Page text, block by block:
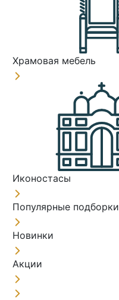
Храмовая мебель
Иконостасы
Популярные подборки
Новинки
Акции